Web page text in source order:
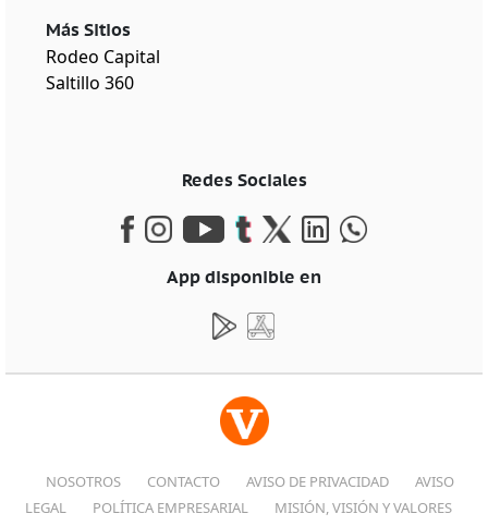
Más Sitios
Rodeo Capital
Saltillo 360
Redes Sociales
App disponible en
NOSOTROS CONTACTO AVISO DE PRIVACIDAD
AVISO
LEGAL
POLÍTICA EMPRESARIAL
MISIÓN, VISIÓN Y VALORES